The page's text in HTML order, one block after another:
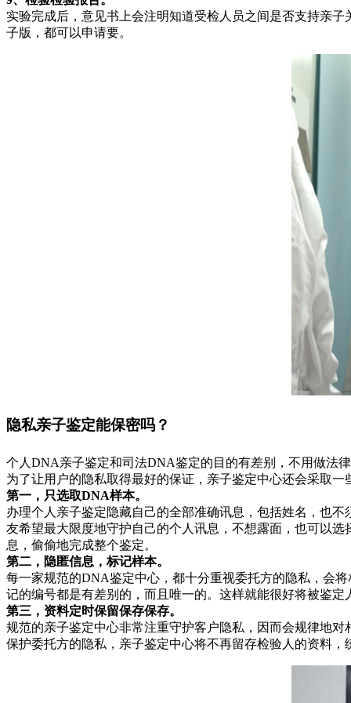
实验完成后，意见书上会注明知道受检人员之间是否支持亲
子版，都可以申请要。
隐私亲子鉴定能保密吗？
个人DNA亲子鉴定和司法DNA鉴定的目的有差别，不用做法
为了让用户的隐私取得最好的保证，亲子鉴定中心还会采取
第一，只选取DNA样本。
办理个人亲子鉴定隐藏自己的全部准确讯息，包括姓名，也
友希望最大限度地守护自己的个人讯息，不想露面，也可以
息，偷偷地完成整个鉴定。
第二，隐匿信息，标记样本。
每一家规范的DNA鉴定中心，都十分重视委托方的隐私，会
记的编号都是有差别的，而且唯一的。这样就能很好将被鉴
第三，资料定时保留保存保存。
规范的亲子鉴定中心非常注重守护客户隐私，因而会规律地
保护委托方的隐私，亲子鉴定中心将不再留存检验人的资料，